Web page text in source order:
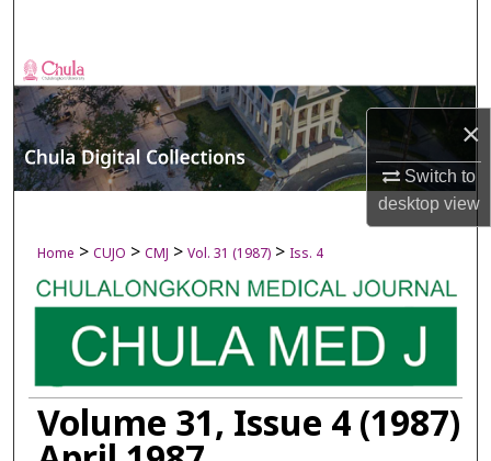
×
Switch to
desktopview
Browse Collections
My Account
About
Digital Commons Network™
Home > CUJO > CMJ > Vol. 31 (1987) > Iss. 4
Volume 31, Issue 4 (1987)